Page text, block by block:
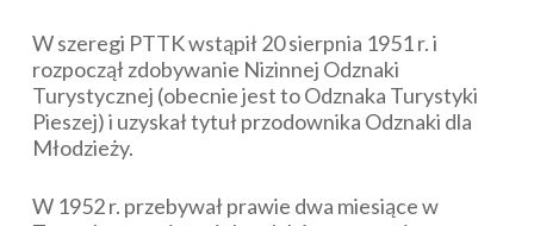
W szeregi PTTK wstąpił 20 sierpnia 1951 r. i
rozpoczął zdobywanie Nizinnej Odznaki
Turystycznej (obecnie jest to Odznaka Turystyki
Pieszej) i uzyskał tytuł przodownika Odznaki dla
Młodzieży.
W 1952 r. przebywał prawie dwa miesiące w